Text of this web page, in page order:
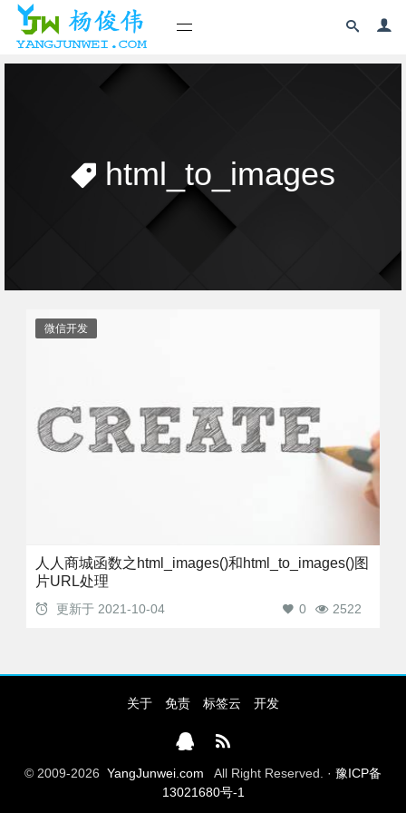
html_to_images
微信开发
人人商城函数之html_images()和html_to_images()图
片URL处理
更新于 2021-10-04 2522
0
关于 免责 标签云 开发
© 2009-2026 YangJunwei.com All Right Reserved. · 豫ICP备
13021680号-1